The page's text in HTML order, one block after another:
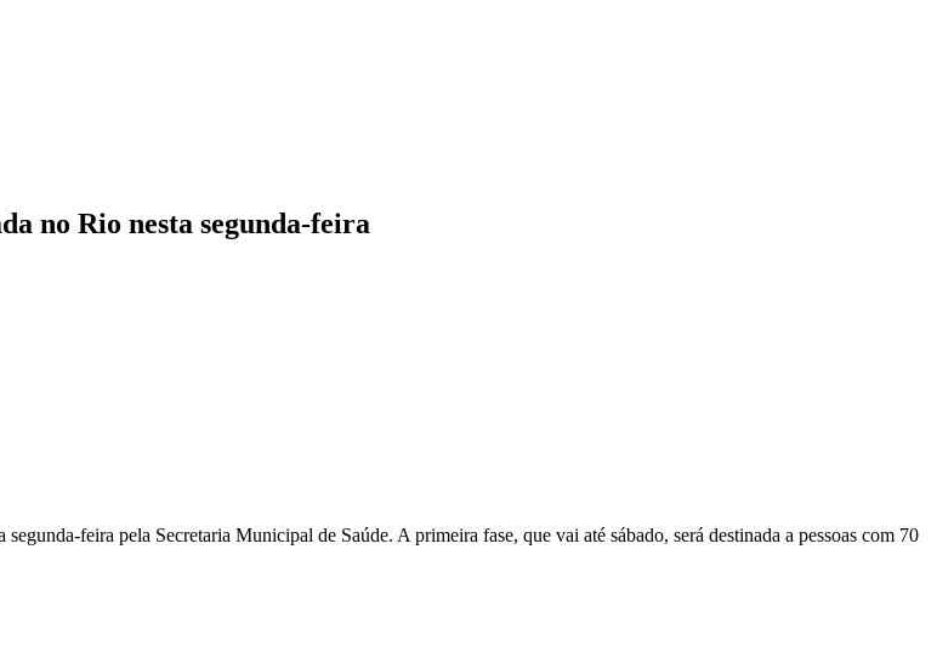
no Rio nesta segunda-feira
feira pela Secretaria Municipal de Saúde. A primeira fase, que vai até sábado, será destinada a pessoas com 70